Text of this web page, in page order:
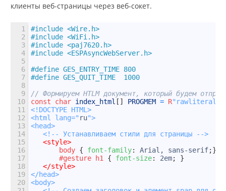
клиенты веб-страницы через веб-сокет.
1
2
3
4
5
6
7
8
9
10
11
12
13
14
15
16
17
18
19
20
#include <Wire.h>
#include <WiFi.h>
#include <paj7620.h>
#include <ESPAsyncWebServer.h>
#define GES_ENTRY_TIME 800
#define GES_QUIT_TIME  1000
// Формируем HTLM документ, который будем
const
char index_html [ ] PROGMEM = R"rawliteral(
<!DOCTYPE HTML>
<html lang=" ru">
<head>
<!-- Устанавливаем стили для страницы -->
<style>
body { font-family: Arial, sans-serif;}
#gesture h1 { font-size: 2em;
}
</style>
</head>
<body>